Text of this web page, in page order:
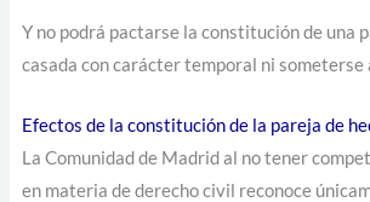
Y no podrá pactarse la constitución de una
casada con carácter temporal ni someterse
Efectos de la constitución de la pareja de
La Comunidad de Madrid al no tener
en materia de derecho civil reconoce